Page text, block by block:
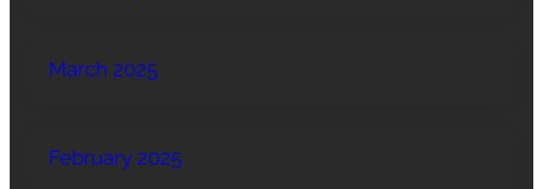
March 2025
February 2025